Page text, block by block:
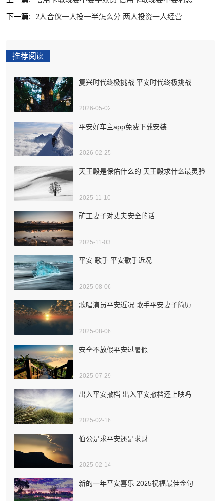
下一篇:
2人合伙一人投一半怎么分 两人投资一人经营
推荐阅读
复兴时代终极挑战 平安时代终极挑战
2026-05-02
平安好车主app免费下载安装
2026-02-25
天王殿是保佑什么的 天王殿求什么最灵验
2025-11-10
矿工妻子对丈夫安全的话
2025-11-03
平安 歌手 平安歌手近况
2025-08-06
歌唱演员平安近况 歌手平安妻子简历
2025-08-06
安全不放假平安过暑假
2025-07-29
出入平安撤档 出入平安撤档还上映吗
2025-02-16
伯公是求平安还是求财
2025-02-14
新的一年平安喜乐 2025祝福最佳金句